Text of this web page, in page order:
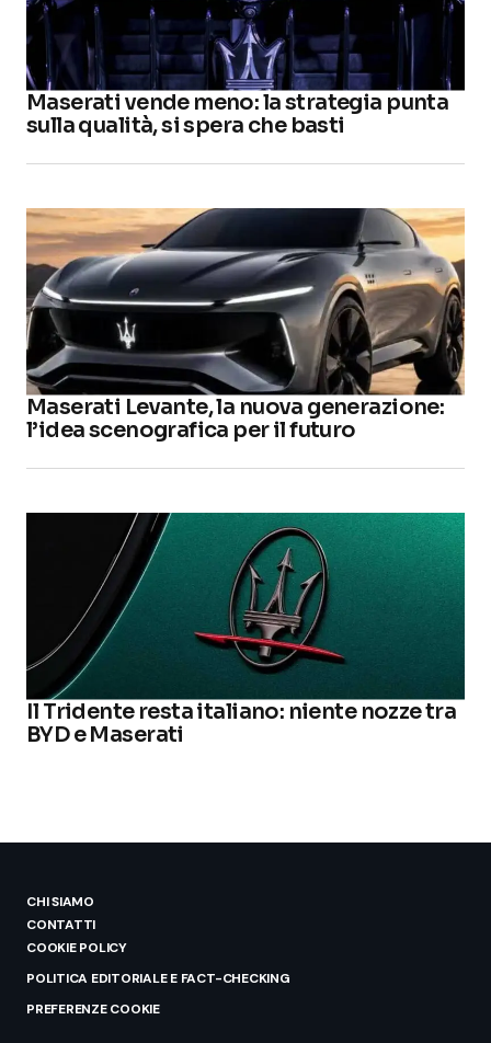
Maserati vende meno: la strategia punta
sulla qualità, si spera che basti
Maserati Levante, la nuova generazione:
l’idea scenografica per il futuro
Il Tridente resta italiano: niente nozze tra
BYD e Maserati
CHI SIAMO
CONTATTI
COOKIE POLICY
POLITICA EDITORIALE E FACT-CHECKING
PREFERENZE COOKIE